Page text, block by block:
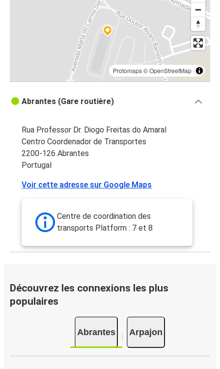
Protomaps©OpenStreetMap
Abrantes (Gare routière)
Rua Professor Dr. Diogo Freitas do Amaral
Centro Coordenador de Transportes
2200-126 Abrantes
Portugal
Voir cette adresse sur Google Maps
Centre de coordination des
transports Platform : 7 et 8
Découvrez les connexions les plus
populaires
Abrantes Arpajon